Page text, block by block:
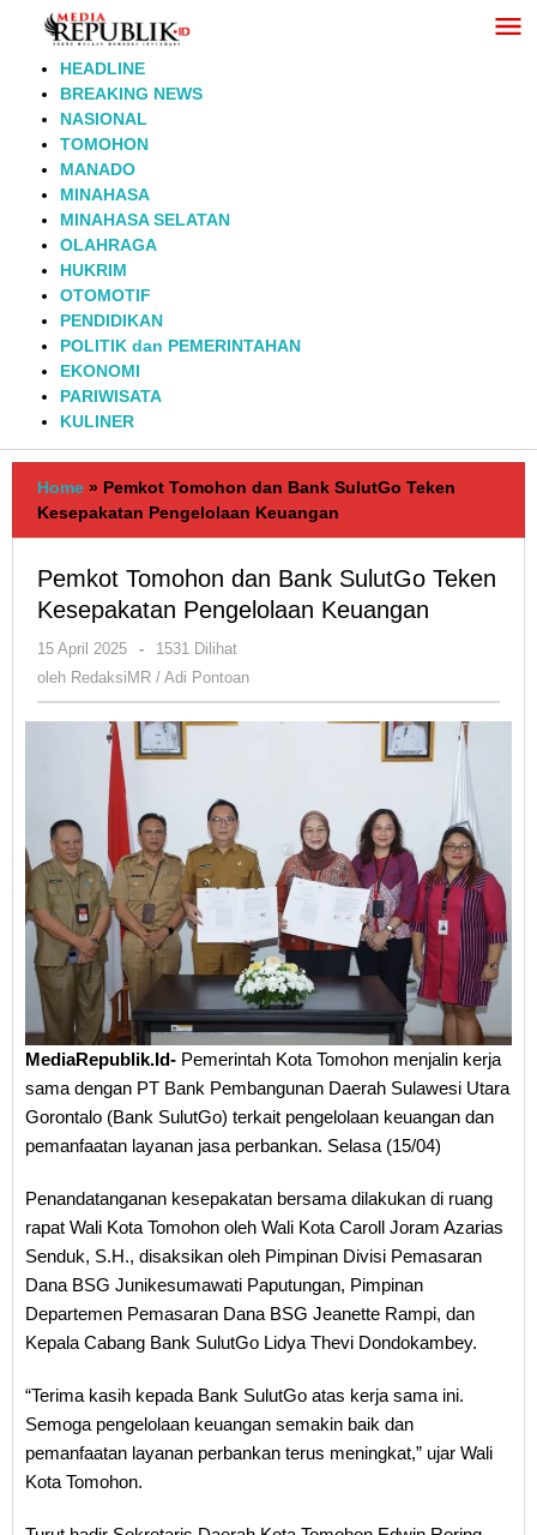
Lewati
HEADLINE
BREAKING NEWS
NASIONAL
TOMOHON
MANADO
MINAHASA
MINAHASA SELATAN
OLAHRAGA
HUKRIM
OTOMOTIF
PENDIDIKAN
POLITIK dan PEMERINTAHAN
EKONOMI
PARIWISATA
KULINER
Home » Pemkot Tomohon dan Bank SulutGo Teken
Kesepakatan Pengelolaan Keuangan
Pemkot Tomohon dan Bank SulutGo Teken
Kesepakatan Pengelolaan Keuangan
15 April 2025
oleh
RedaksiMR
Pontoan
-
1531 Dilihat
oleh RedaksiMR / Adi Pontoan
MediaRepublik.Id- Pemerintah Kota Tomohon menjalin kerja
sama dengan PT Bank Pembangunan Daerah Sulawesi Utara
Gorontalo (Bank SulutGo) terkait pengelolaan keuangan dan
pemanfaatan layanan jasa perbankan. Selasa (15/04)
Penandatanganan kesepakatan bersama dilakukan di ruang
rapat Wali Kota Tomohon oleh Wali Kota Caroll Joram Azarias
Senduk, S.H., disaksikan oleh Pimpinan Divisi Pemasaran
Dana BSG Junikesumawati Paputungan, Pimpinan
Departemen Pemasaran Dana BSG Jeanette Rampi, dan
Kepala Cabang Bank SulutGo Lidya Thevi Dondokambey.
“Terima kasih kepada Bank SulutGo atas kerja sama ini.
Semoga pengelolaan keuangan semakin baik dan
pemanfaatan layanan perbankan terus meningkat,” ujar Wali
Kota Tomohon.